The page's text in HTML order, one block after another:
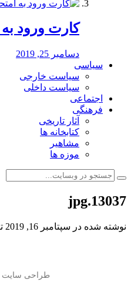
کارت ورود
دسامبر 25, 2019
سیاسی
سیاست خارجی
سیاست داخلی
اجتماعی
فرهنگی
آثار تاریخی
کتابخانه ها
مشاهیر
موزه ها
13037.jpg
نوشته شده در سپتامبر 16, 2019